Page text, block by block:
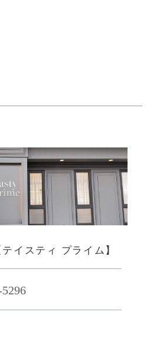
イスティ プライム】